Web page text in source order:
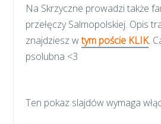
Na Skrzyczne prowadzi także
przełęczy Salmopolskiej. Opis
znajdziesz wtym poście KLIK.
psolubna <3
Ten pokaz slajdów wymaga